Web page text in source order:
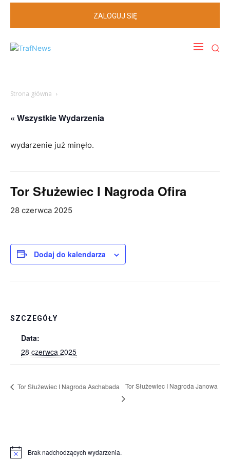
ZALOGUJ SIĘ
Strona główna
« Wszystkie Wydarzenia
wydarzenie już minęło.
Tor Służewiec I Nagroda Ofira
28 czerwca 2025
Dodaj do kalendarza
SZCZEGÓŁY
Data:
28 czerwca 2025
Tor Służewiec I Nagroda Aschabada Tor Służewiec I Nagroda Janowa
Powiadomienie
Brak nadchodzących wydarzenia.